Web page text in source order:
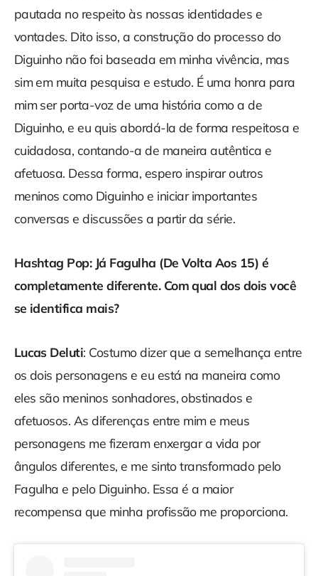
pautada no respeito às nossas identidades e
vontades. Dito isso, a construção do processo do
Diguinho não foi baseada em minha vivência, mas
sim em muita pesquisa e estudo. É uma honra para
mim ser porta-voz de uma história como a de
Diguinho, e eu quis abordá-la de forma respeitosa e
cuidadosa, contando-a de maneira autêntica e
afetuosa. Dessa forma, espero inspirar outros
meninos como Diguinho e iniciar importantes
conversas e discussões a partir da série.
Hashtag Pop: Já Fagulha (De Volta Aos 15) é
completamente diferente. Com qual dos dois você
se identifica mais?
Lucas Deluti: Costumo dizer que a semelhança entre
os dois personagens e eu está na maneira como
eles são meninos sonhadores, obstinados e
afetuosos. As diferenças entre mim e meus
personagens me fizeram enxergar a vida por
ângulos diferentes, e me sinto transformado pelo
Fagulha e pelo Diguinho. Essa é a maior
recompensa que minha profissão me proporciona.